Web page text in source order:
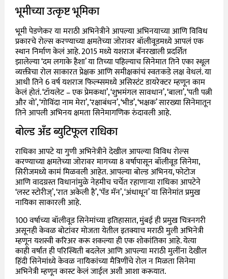
भूमीच्या उत्कृष्ट भूमिका
भूमी पेडणेकर या मराठी अभिनेत्रीने आपल्या अभिनयाच्या आणि विविध
प्रकारचे रोल्स करण्याच्या क्षमतेच्या जोरावर बॉलीवूडमध्ये आपलं एक
स्थान निर्माण केलं आहे. 2015 मध्ये यशराज बॅनरखाली प्रदर्शित
झालेल्या ‘दम लगाके हैशा’ या तिच्या पहिल्याच सिनेमात तिने एका स्थूल
व्यक्तीचा रोल साकारत प्रेक्षक आणि समीक्षकांचं स्वतःकडे लक्ष वेधलं. या
आधी तिने 6 वर्ष यशराज फिल्म्समध्ये असिस्टंट डायरेक्टर म्हणून काम
केलं होतं. ‘टॉयलेट – एक प्रेमकथा’, ‘शुभमंगल सावधान’, ‘बाला’, ‘पती पत्नी
और वो’, ‘गोविंदा नाम मेरा’, ‘रक्षाबंधन’, ‘भीड’, ‘भक्षक’ सारख्या सिनेमातून
तिने आपली अभिनय क्षमता सिनेमागणिक रुंदावली आहे.
बोल्ड अँड ब्युटिफूल राधिका
राधिका आपटे या गुणी अभिनेत्रीने देखील आपल्या विविध रोल्स
करण्याच्या क्षमतेच्या जोरावर मागच्या 8 वर्षापासून बॉलीवूड सिनेमा,
सिरीजमध्ये कामं मिळवली आहेत. आपल्या बोल्ड अभिनय, फोटोज
आणि वादग्रस्त विधानांमुळे नेहमीच चर्चेत रहाणाऱ्या राधिका आपटेने
‘लस्ट स्टोरीज्’, ‘रात अकेली है’, ‘पॅड मॅन’, ‘अंधाधून’ या सिनेमांत प्रमुख
नायिका साकारली आहे.
100 वर्षाच्या बॉलीवूड सिनेमांच्या इतिहासात, मुंबई ही प्रमुख चित्रनगरी
असूनही केवळ बोटांवर मोजता येतील इतक्याच मराठी मुली अभिनेत्री
म्हणून यशस्वी करिअर करू शकल्या ही एक शोकांतिका आहे. येत्या
काही वर्षांत ही परिस्थिती बदलेल आणि आपल्या मराठी मुलींना देखील
हिंदी सिनेमांध्ये केवळ नायिकांच्या मैत्रिणींचे रोल न मिळता सिनेमा
अभिनेत्री म्हणून कास्ट केलं जाईल अशी आशा करूयात.